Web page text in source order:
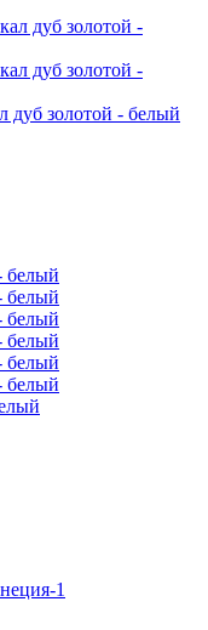
дуб золотой - белый